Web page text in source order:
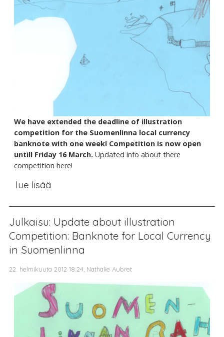
We have extended the deadline of illustration
competition for the Suomenlinna local currency
banknote with one week! Competition is now open
untill Friday 16 March. Updated info about there
competition here!
lue lisää
Julkaisu: Update about illustration
Competition: Banknote for Local Currency
in Suomenlinna
22. helmikuuta 2012 18.24, Nathalie Aubret